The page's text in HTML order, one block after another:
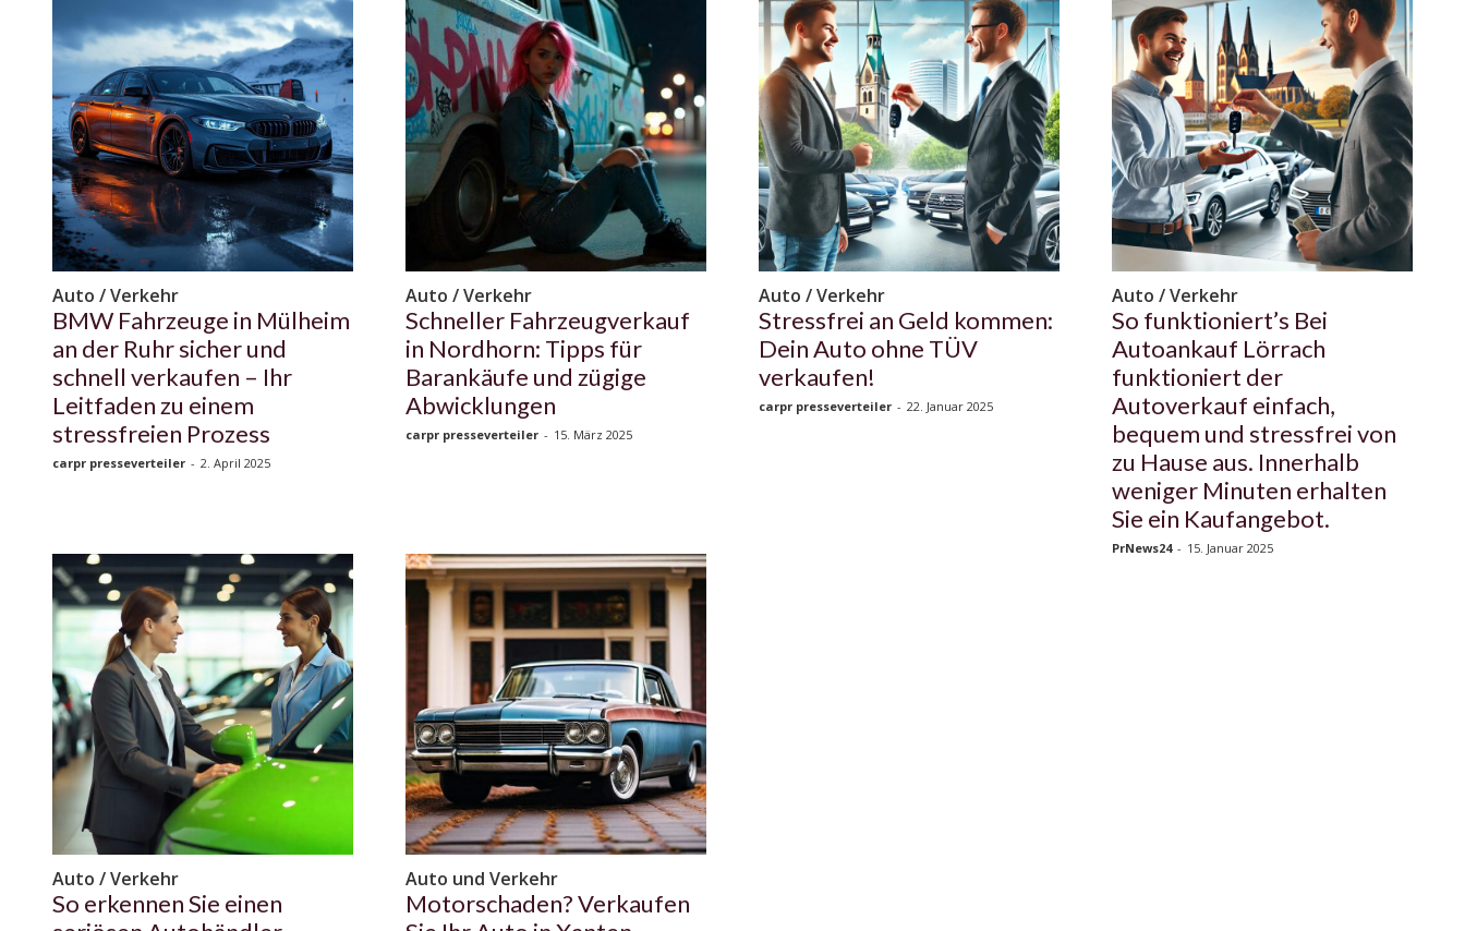
Auto / Verkehr
BMW Fahrzeuge in Mülheim
an der Ruhr sicher und
schnell verkaufen – Ihr
Leitfaden zu einem
stressfreien Prozess
carpr presseverteiler - 2. April 2025
Auto / Verkehr
Schneller Fahrzeugverkauf
in Nordhorn: Tipps für
Barankäufe und zügige
Abwicklungen
carpr presseverteiler - 15. März 2025
Auto / Verkehr
Stressfrei an Geld kommen:
Dein Auto ohne TÜV
verkaufen!
carpr presseverteiler - 22. Januar 2025
Auto / Verkehr
So funktioniert’s Bei
Autoankauf Lörrach
funktioniert der
Autoverkauf einfach,
bequem und stressfrei von
zu Hause aus. Innerhalb
weniger Minuten erhalten
Sie ein Kaufangebot.
PrNews24 - 15. Januar 2025
Auto / Verkehr
So erkennen Sie einen
Auto und Verkehr
Motorschaden? Verkaufen